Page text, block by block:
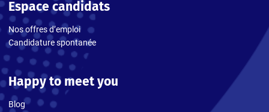
Espace candidats
Nos offres d’emploi
Candidature spontanée
Happy to meet you
Blog